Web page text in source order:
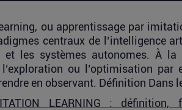
ou apprentissage par
centraux de l’intelligence
et les systèmes autonomes. À la
ou l’optimisation par
en observant. Définition Dans
LEARNING :